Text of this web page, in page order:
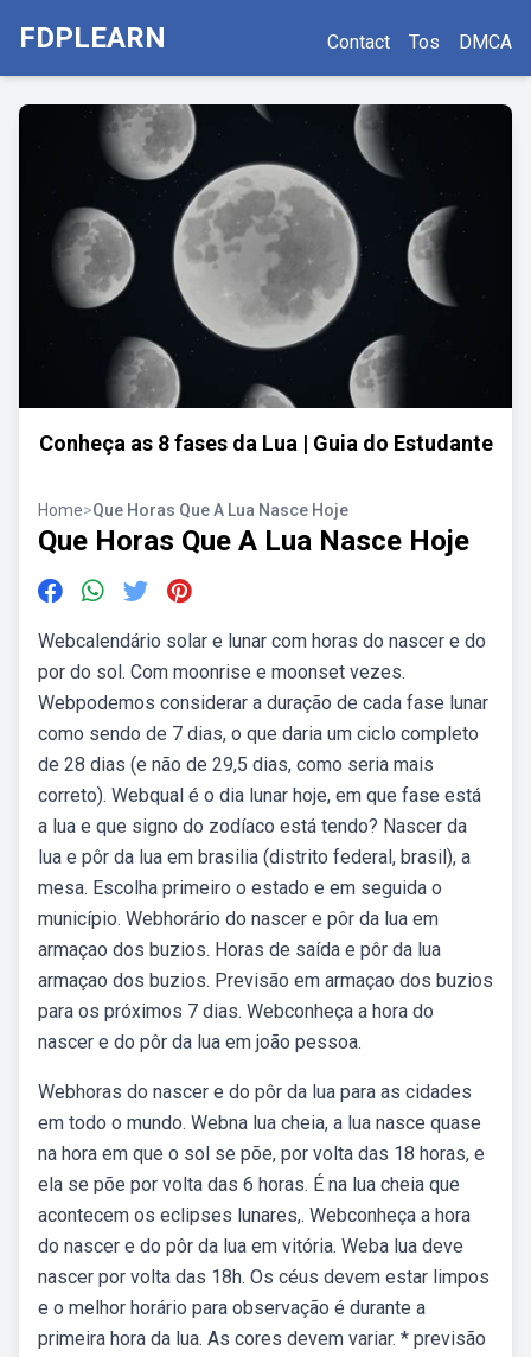
FDPLEARN Contact Tos DMCA
Conheça as 8 fases da Lua | Guia do Estudante
Home>Que Horas Que A Lua Nasce Hoje
Que Horas Que A Lua Nasce Hoje
Webcalendário solar e lunar com horas do nascer e do
por do sol. Com moonrise e moonset vezes.
Webpodemos considerar a duração de cada fase lunar
como sendo de 7 dias, o que daria um ciclo completo
de 28 dias (e não de 29,5 dias, como seria mais
correto). Webqual é o dia lunar hoje, em que fase está
a lua e que signo do zodíaco está tendo? Nascer da
lua e pôr da lua em brasilia (distrito federal, brasil), a
mesa. Escolha primeiro o estado e em seguida o
município. Webhorário do nascer e pôr da lua em
armaçao dos buzios. Horas de saída e pôr da lua
armaçao dos buzios. Previsão em armaçao dos buzios
para os próximos 7 dias. Webconheça a hora do
nascer e do pôr da lua em joão pessoa.
Webhoras do nascer e do pôr da lua para as cidades
em todo o mundo. Webna lua cheia, a lua nasce quase
na hora em que o sol se põe, por volta das 18 horas, e
ela se põe por volta das 6 horas. É na lua cheia que
acontecem os eclipses lunares,. Webconheça a hora
do nascer e do pôr da lua em vitória. Weba lua deve
nascer por volta das 18h. Os céus devem estar limpos
e o melhor horário para observação é durante a
primeira hora da lua. As cores devem variar. * previsão